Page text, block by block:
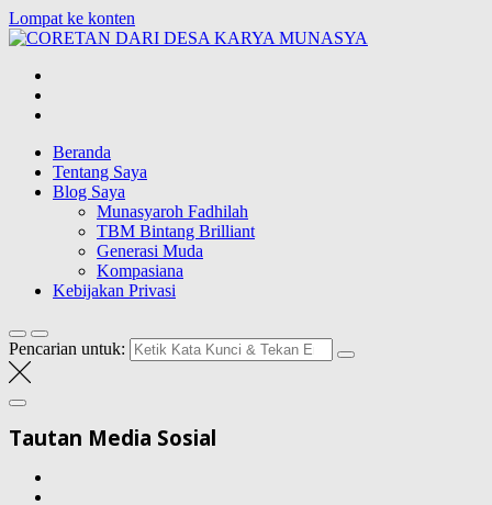
Lompat ke konten
Blog Wong Ndeso yang ingin berbagi berbagai hal di sekitarnya
Beranda
Tentang Saya
Blog Saya
Munasyaroh Fadhilah
TBM Bintang Brilliant
Generasi Muda
Kompasiana
Kebijakan Privasi
Pencarian untuk:
Tautan Media Sosial